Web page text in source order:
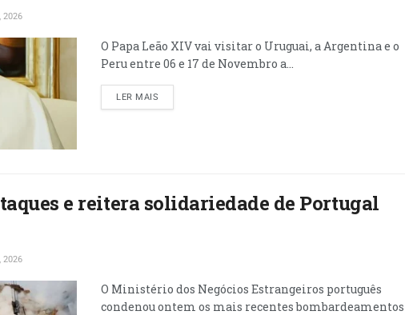
2026
O Papa Leão XIV vai visitar o Uruguai, a Argentina e o
Peru entre 06 e 17 de Novembro a...
LER MAIS
e reitera solidariedade de Portugal
2026
O Ministério dos Negócios Estrangeiros português
condenou ontem os mais recentes bombardeamentos